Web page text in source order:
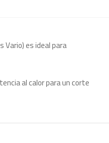
es ideal para
al calor para un corte